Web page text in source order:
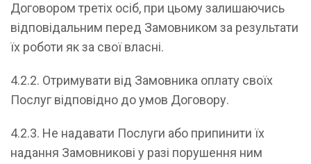
Договором третіх осіб, при цьому залишаючись
відповідальним перед Замовником за результати
їх роботи як за свої власні.
4.2.2. Отримувати від Замовника оплату своїх
Послуг відповідно до умов Договору.
4.2.3. Не надавати Послуги або припинити їх
надання Замовникові у разі порушення ним